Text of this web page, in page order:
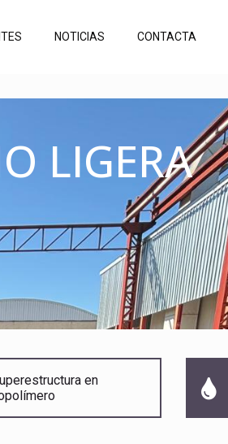
NOTICIAS CONTACTA
LIGERA
en